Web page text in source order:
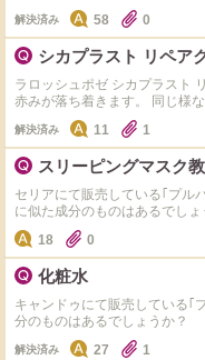
解決済み 58 0
シカプラスト リペア
ラロッシュポゼ シカプラスト
赤みが落ち着きます。 同じ様な成分で、化粧水、美容液等おすすめを教えて
頂きたいです。 パンテノールやCICA成分が主な物を買い漁ってはいますが、
未だこれといった物に出会えて
解決済み 11 1
スリーピングマスク
セリアにて販売している｢プル
に似た成分のものはあるでしょ
18
0
化粧水
キャンドゥにて販売している｢
分のものはあるでしょうか？
解決済み 27 1